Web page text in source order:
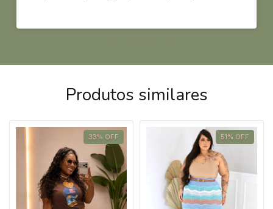
Produtos similares
33% OFF 51% OFF